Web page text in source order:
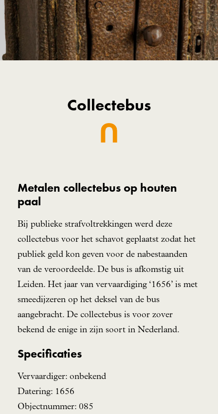
Collectebus
Metalen collectebus op houten
paal
Bij publieke strafvoltrekkingen werd deze
collectebus voor het schavot geplaatst zodat het
publiek geld kon geven voor de nabestaanden
van de veroordeelde. De bus is afkomstig uit
Leiden. Het jaar van vervaardiging ‘1656’ is met
smeedijzeren op het deksel van de bus
aangebracht. De collectebus is voor zover
bekend de enige in zijn soort in Nederland.
Specificaties
Vervaardiger: onbekend
Datering: 1656
Objectnummer: 085